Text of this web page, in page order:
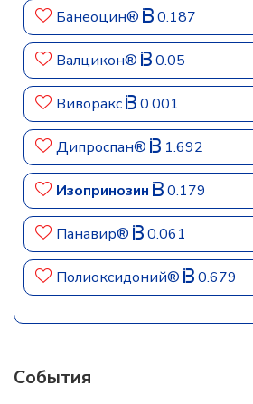
Банеоцин® 0.187
Валцикон® 0.05
Виворакс 0.001
Дипроспан® 1.692
Изопринозин 0.179
Панавир® 0.061
Полиоксидоний® 0.679
События